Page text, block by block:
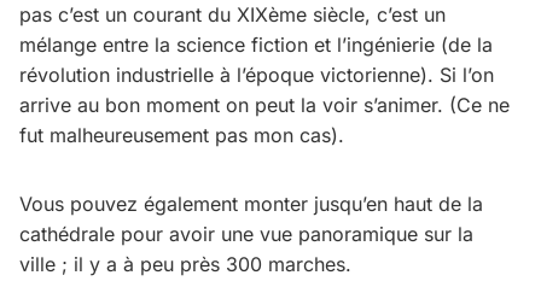
pas c’est un courant du XIXème siècle, c’est un
mélange entre la science fiction et l’ingénierie (de la
révolution industrielle à l’époque victorienne). Si l’on
arrive au bon moment on peut la voir s’animer. (Ce ne
fut malheureusement pas mon cas).
Vous pouvez également monter jusqu’en haut de la
cathédrale pour avoir une vue panoramique sur la
ville ; il y a à peu près 300 marches.